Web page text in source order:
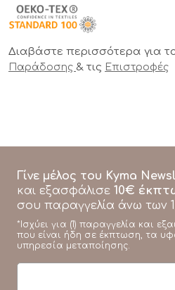
Διαβάστε περισσότερα για
Παράδοσης & τις Επιστροφές
Γίνε μέλος του Kyma
και εξασφάλισε 10€
σου παραγγελία άνω των
*Ισχύει για (1) παραγγελία και
που είναι ήδη σε έκπτωση, τα
υπηρεσία μεταποίησης.